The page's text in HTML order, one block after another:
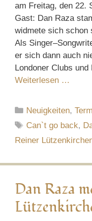
am Freitag, den 22.
Gast: Dan Raza
widmete sich schon
Als
er sich dann auch
Londoner Clubs
Weiterlesen …
Kategorien
Neuigkeiten,
Schlagwörter
Can`t go back,
Reiner
Dan Raza